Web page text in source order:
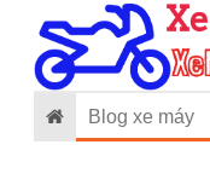
Blog xe máy